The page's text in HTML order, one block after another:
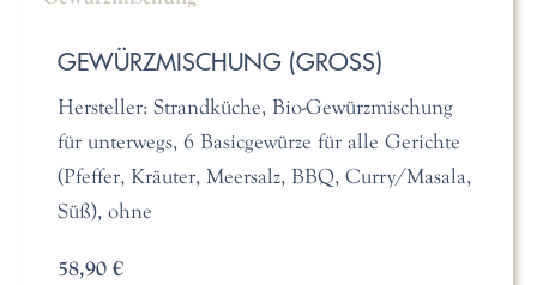
GEWÜRZMISCHUNG (GROSS)
Hersteller: Strandküche, Bio-Gewürzmischung
für unterwegs, 6 Basicgewürze für alle Gerichte
(Pfeffer, Kräuter, Meersalz, BBQ, Curry/Masala,
Süß), ohne
58,90 €